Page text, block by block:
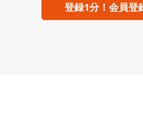
登録1分！会員登